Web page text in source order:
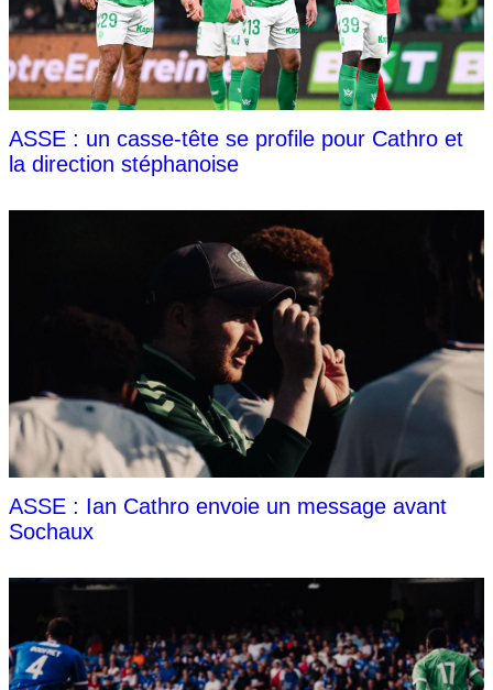
ASSE : un casse-tête se profile pour Cathro et
la direction stéphanoise
ASSE : Ian Cathro envoie un message avant
Sochaux